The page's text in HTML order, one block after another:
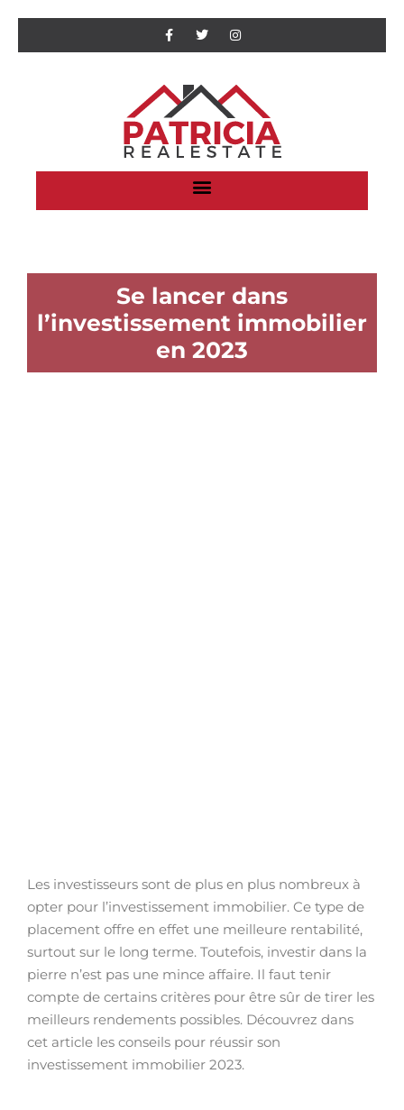
Se lancer dans
l’investissement immobilier
en 2023
Les investisseurs sont de plus en plus nombreux à
opter pour l’investissement immobilier. Ce type de
placement offre en effet une meilleure rentabilité,
surtout sur le long terme. Toutefois, investir dans la
pierre n’est pas une mince affaire. Il faut tenir
compte de certains critères pour être sûr de tirer les
meilleurs rendements possibles. Découvrez dans
cet article les conseils pour réussir son
investissement immobilier 2023.